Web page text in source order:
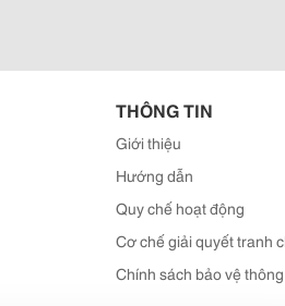
THÔNG TIN
Giới thiệu
Hướng dẫn
Quy chế hoạt động
Cơ chế giải quyết tranh
Chính sách bảo vệ